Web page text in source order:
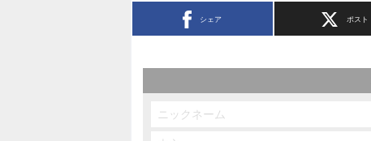
シェア ポスト